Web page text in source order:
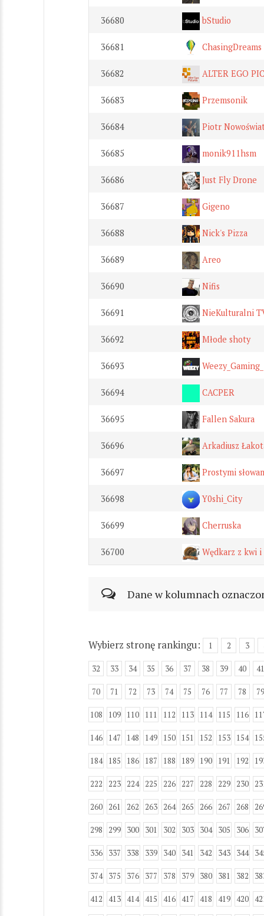
36680 bStudio
36681 ChasingDreams
36682 ALTER EGO
36683 Przemsonik
36684 Piotr
36685 monik911hsm
36686 Just Fly Drone
36687 Gigeno
36688 Nick's Pizza
36689 Areo
36690 Nifis
36691 NieKulturalni
36692 Młode shoty
36693 Weezy_Gaming_
36694 CACPER
36695 Fallen Sakura
36696 Arkadiusz
36697 Prostymi
36698 Y0shi_City
36699 Cherruska
36700 Wędkarz z kwi i
Dane w kolumnach
Wybierz stronę rankingu: 1 2 3
32 33 34 35 36 37 38 39 40 41
70 71 72 73 74 75 76 77 78 79
108 109 110 111 112 113 114 115 116
146 147 148 149 150 151 152 153 154
184 185 186 187 188 189 190 191 192
222 223 224 225 226 227 228 229 230
260 261 262 263 264 265 266 267 268
298 299 300 301 302 303 304 305 306
336 337 338 339 340 341 342 343 344
374 375 376 377 378 379 380 381 382
412 413 414 415 416 417 418 419 420